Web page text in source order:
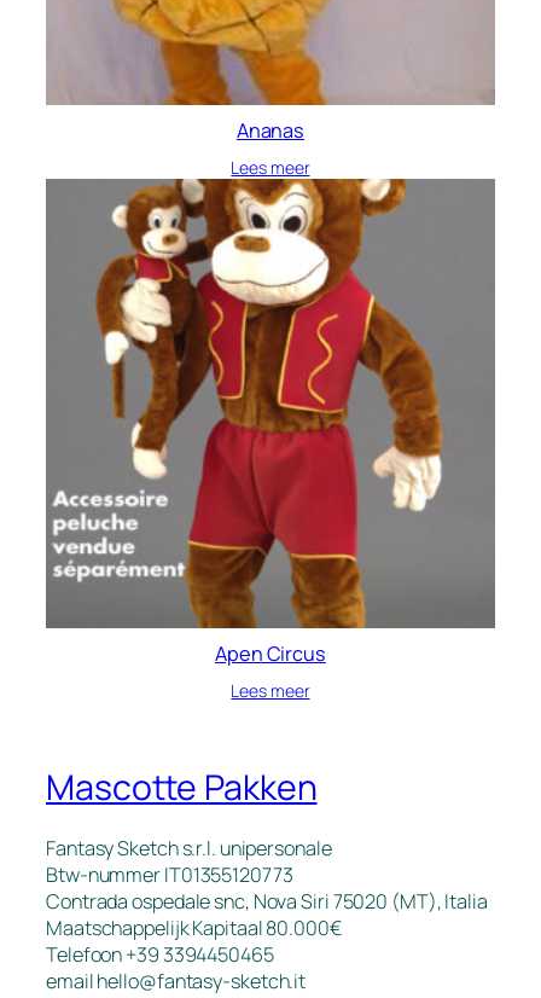
Ananas
Lees meer
Apen Circus
Lees meer
Mascotte Pakken
Fantasy Sketch s.r.l. unipersonale
Btw-nummer IT01355120773
Contrada ospedale snc, Nova Siri 75020 (MT), Italia
Maatschappelijk Kapitaal 80.000€
Telefoon +39 3394450465
emailhello@fantasy-sketch.it